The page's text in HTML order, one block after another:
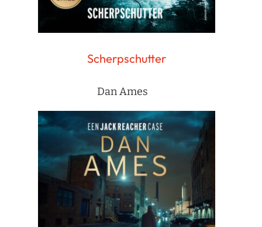
Scherpschutter
Dan Ames